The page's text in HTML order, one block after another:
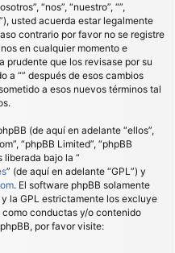
“nos”, “nuestro”, “”,
usted acuerda estar legalmente
contrario por favor no se registre
en cualquier momento e
prudente que los revisase por su
a “” después de esos cambios
a esos nuevos términos tal
(de aquí en adelante “ellos”,
“phpBB Limited”, “phpBB
liberada bajo la “
” (de aquí en adelante “GPL”) y
. El software phpBB solamente
la GPL estrictamente los excluye
conductas y/o contenido
por favor visite: